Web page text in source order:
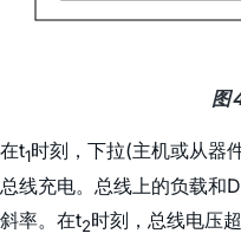
图
在t1时刻，下拉(主机或从器
总线充电。总线上的负载和
斜率。在t2时刻，总线电压